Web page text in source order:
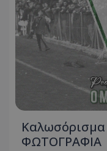
ΦΩΤΟΓΡΑΦΙΑ